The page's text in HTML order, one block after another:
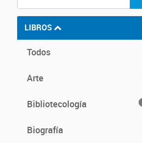
LIBROS
Todos
Arte
Bibliotecología
Biografía